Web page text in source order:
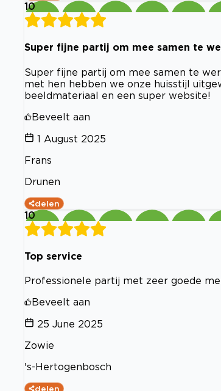
10
Super fijne partij om mee samen te
Super fijne partij om mee samen te
met hen hebben we onze huisstijl
beeldmateriaal en een super website!
Beveelt aan
1 August 2025
Frans
Drunen
delen
10
Top service
Professionele partij met zeer goede
Beveelt aan
25 June 2025
Zowie
's-Hertogenbosch
delen